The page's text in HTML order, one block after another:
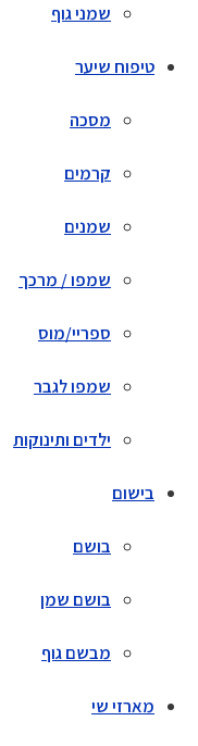
שמני גוף
טיפוח שיער
מסכה
קרמים
שמנים
שמפו / מרכך
ספריי/מוס
שמפו לגבר
ילדים ותינוקות
בישום
בושם
בושם שמן
מבשם גוף
מארזי שי